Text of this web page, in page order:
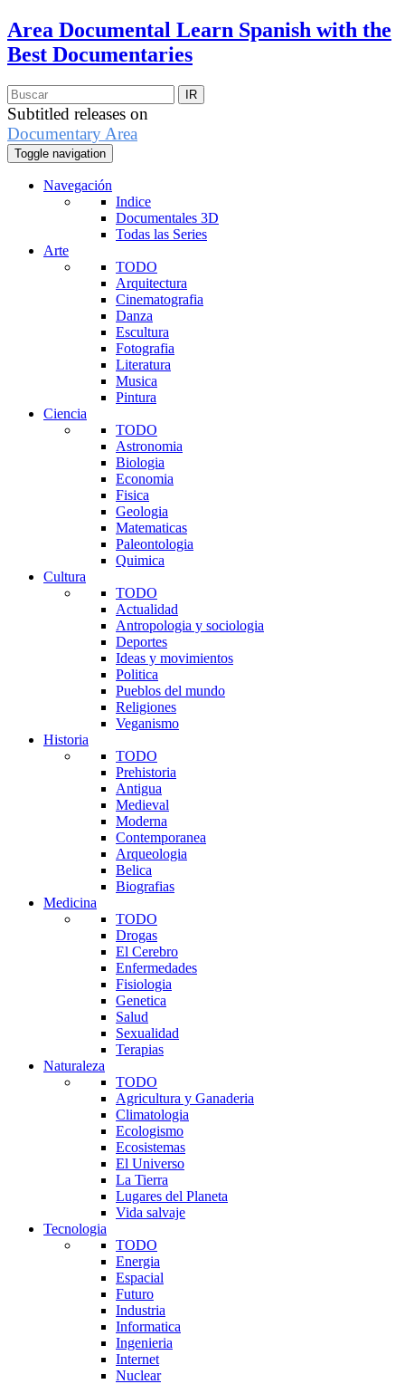
Area Documental Learn Spanish with the
Best Documentaries
Subtitled releases on
Documentary Area
Toggle navigation
Navegación
Indice
Documentales 3D
Todas las Series
Arte
TODO
Arquitectura
Cinematografia
Danza
Escultura
Fotografia
Literatura
Musica
Pintura
Ciencia
TODO
Astronomia
Biologia
Economia
Fisica
Geologia
Matematicas
Paleontologia
Quimica
Cultura
TODO
Actualidad
Antropologia y sociologia
Deportes
Ideas y movimientos
Politica
Pueblos del mundo
Religiones
Veganismo
Historia
TODO
Prehistoria
Antigua
Medieval
Moderna
Contemporanea
Arqueologia
Belica
Biografias
Medicina
TODO
Drogas
El Cerebro
Enfermedades
Fisiologia
Genetica
Salud
Sexualidad
Terapias
Naturaleza
TODO
Agricultura y Ganaderia
Climatologia
Ecologismo
Ecosistemas
El Universo
La Tierra
Lugares del Planeta
Vida salvaje
Tecnologia
TODO
Energia
Espacial
Futuro
Industria
Informatica
Ingenieria
Internet
Nuclear